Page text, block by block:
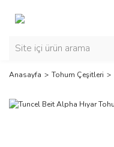
Anasayfa Tohum Çeşitleri